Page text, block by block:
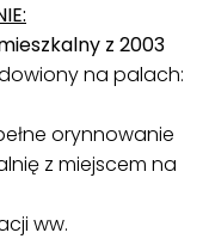
z 2003
na palach:
orynnowanie
z miejscem na
ww.